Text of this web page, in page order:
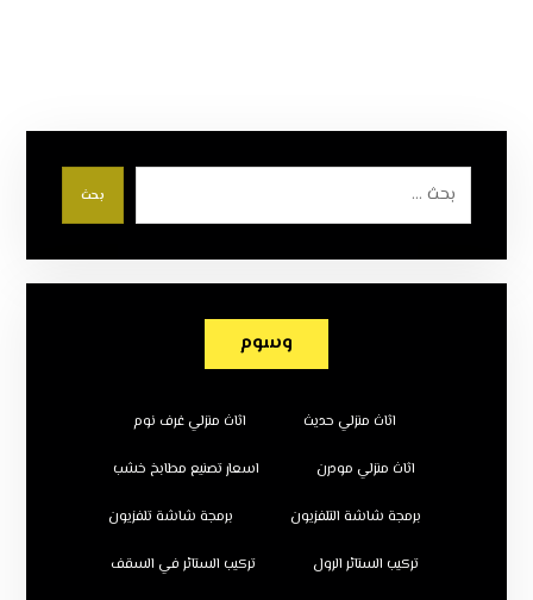
بحث
وسوم
اثاث منزلي حديث اثاث منزلي غرف نوم
اثاث منزلي مودرن اسعار تصنيع مطابخ خشب
برمجة شاشة التلفزيون برمجة شاشة تلفزيون
تركيب الستائر الرول تركيب الستائر في السقف